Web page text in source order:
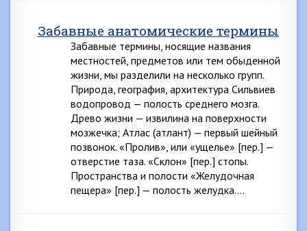
Забавные анатомические термины
Забавные термины, носящие названия
местностей, предметов или тем обыденной
жизни, мы разделили на несколько групп.
Природа, география, архитектура Сильвиев
водопровод — полость среднего мозга.
Древо жизни — извилина на поверхности
мозжечка; Атлас (атлант) — первый шейный
позвонок. «Пролив», или «ущелье» [пер.] —
отверстие таза. «Склон» [пер.] стопы.
Пространства и полости «Желудочная
пещера» [пер.] — полость желудка….